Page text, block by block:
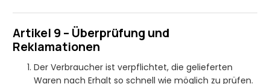
Artikel 9 – Überprüfung und
Reklamationen
Der Verbraucher ist verpflichtet, die gelieferten
Waren nach Erhalt so schnell wie möglich zu prüfen.